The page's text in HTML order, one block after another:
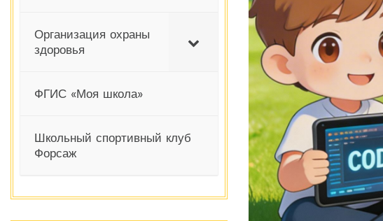
Организация охраны
здоровья
ФГИС «Моя школа»
Школьный спортивный клуб
Форсаж